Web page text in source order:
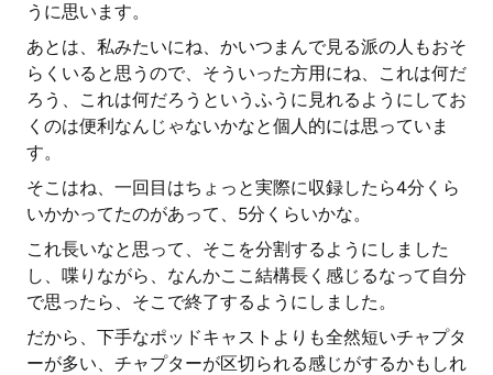
うに思います。
あとは、私みたいにね、かいつまんで見る派の人もおそ
らくいると思うので、そういった方用にね、これは何だ
ろう、これは何だろうというふうに見れるようにしてお
くのは便利なんじゃないかなと個人的には思っていま
す。
そこはね、一回目はちょっと実際に収録したら4分くら
いかかってたのがあって、5分くらいかな。
これ長いなと思って、そこを分割するようにしました
し、喋りながら、なんかここ結構長く感じるなって自分
で思ったら、そこで終了するようにしました。
だから、下手なポッドキャストよりも全然短いチャプタ
ーが多い、チャプターが区切られる感じがするかもしれ